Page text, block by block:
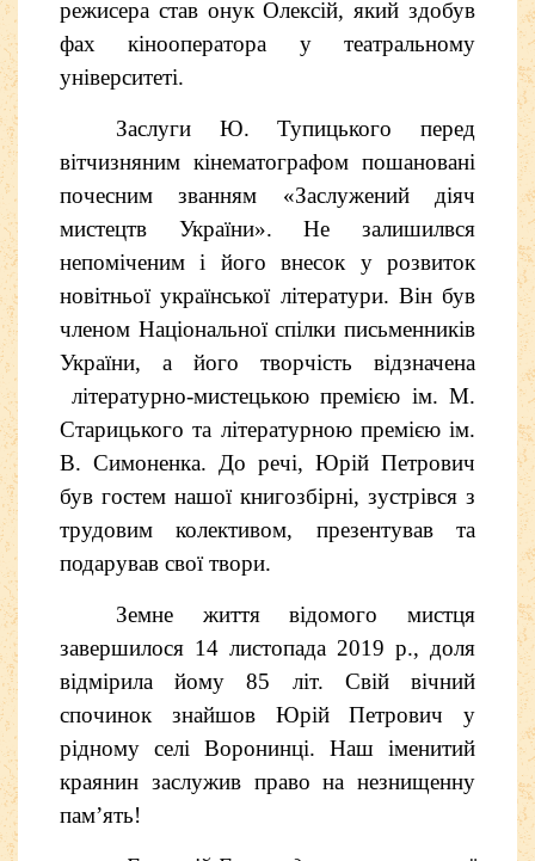
режисера став онук Олексій, який здобув
фах кінооператора у театральному
університеті.
Заслуги Ю. Тупицького перед
вітчизняним кінематографом пошановані
почесним званням «Заслужений діяч
мистецтв України». Не залишилвся
непоміченим і його внесок у розвиток
новітньої української літератури. Він був
членом Національної спілки письменників
України, а його творчість відзначена
літературно-мистецькою премією ім. М.
Старицького та літературною премією ім.
В. Симоненка. До речі, Юрій Петрович
був гостем нашої книгозбірні, зустрівся з
трудовим колективом, презентував та
подарував свої твори.
Земне життя відомого мистця
завершилося 14 листопада 2019 р., доля
відмірила йому 85 літ. Свій вічний
спочинок знайшов Юрій Петрович у
рідному селі Воронинці. Наш іменитий
краянин заслужив право на незнищенну
пам’ять!